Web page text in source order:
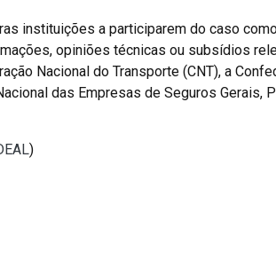
instituições a participarem do caso
opiniões técnicas ou subsídios
Nacional do Transporte (CNT), a
das Empresas de Seguros Gerais,
)